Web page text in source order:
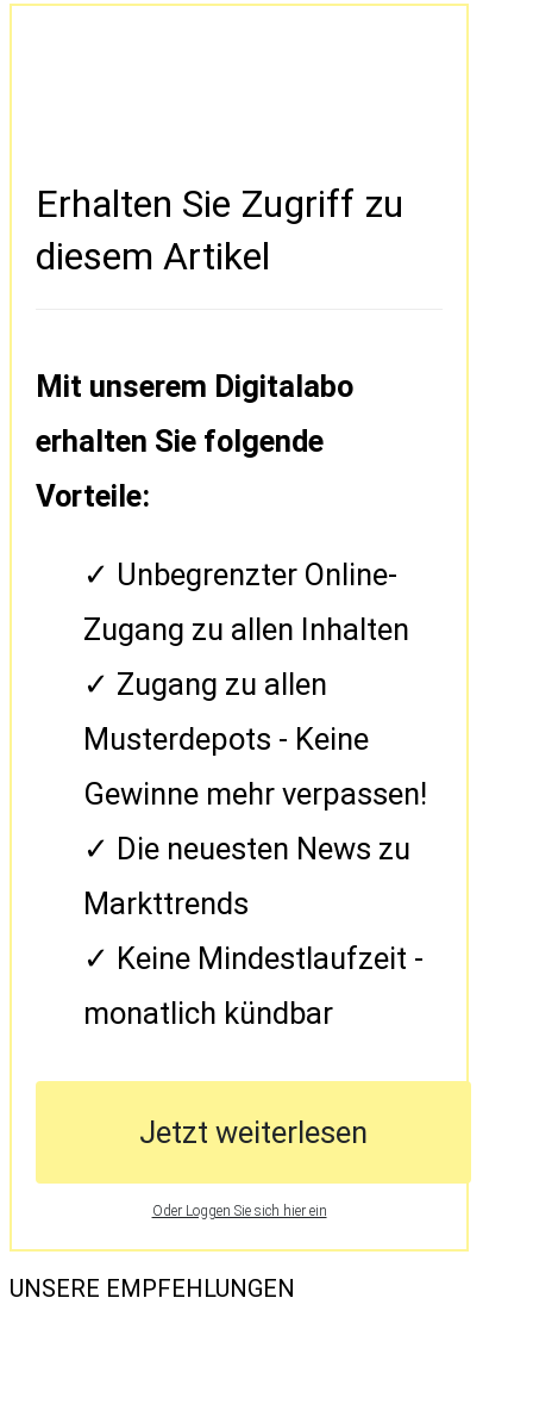
Erhalten Sie Zugriff zu
diesem Artikel
Mit unserem Digitalabo
erhalten Sie folgende
Vorteile:
Unbegrenzter Online-
Zugang zu allen Inhalten
Zugang zu allen
Musterdepots - Keine
Gewinne mehr verpassen!
Die neuesten News zu
Markttrends
Keine Mindestlaufzeit -
monatlich kündbar
Jetzt weiterlesen
Oder Loggen Sie sich hier ein
UNSERE EMPFEHLUNGEN